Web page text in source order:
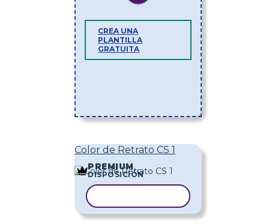
CREA UNA
PLANTILLA
GRATUITA
Color de Retrato CS 1
PREMIUM
DISPOSICIÓN